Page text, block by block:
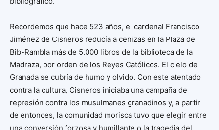
Recordemos que hace 523 años, el cardenal Francisco
Jiménez de Cisneros reducía a cenizas en la Plaza de
Bib-Rambla más de 5.000 libros de la biblioteca de la
Madraza, por orden de los Reyes Católicos. El cielo de
Granada se cubría de humo y olvido. Con este atentado
contra la cultura, Cisneros iniciaba una campaña de
represión contra los musulmanes granadinos y, a partir
de entonces, la comunidad morisca tuvo que elegir entre
una conversión forzosa y humillante o la tragedia del